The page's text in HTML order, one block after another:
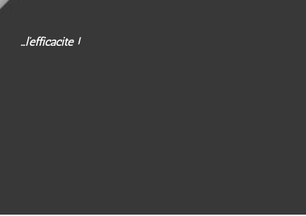
…l’efficacité !